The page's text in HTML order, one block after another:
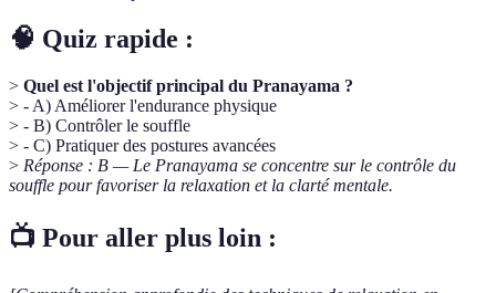
🧠 Quiz rapide :
> Quel est l'objectif principal du Pranayama ?
> - A) Améliorer l'endurance physique
> - B) Contrôler le souffle
> - C) Pratiquer des postures avancées
> Réponse : B — Le Pranayama se concentre sur le contrôle du
souffle pour favoriser la relaxation et la clarté mentale.
📺 Pour aller plus loin :